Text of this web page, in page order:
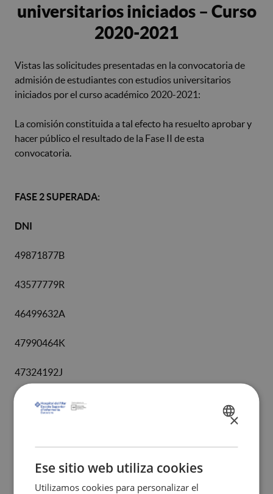
universitarios iniciados – Curso
2020-2021
Vistas las solicitudes presentadas en la convocatoria de
admisión de estudiantes con estudios universitarios
iniciados por el curso académico 2020-2021:
La comisión constituida a tal efecto ha resuelto aprobar y
hacer público el resultado de la Fase II de esta
convocatoria.
FASE 2 SUPERADA:
DNI
49871877B
43577779R
46499632A
47990464K
47324192J
Gemma Robleda Font
2020
SPANISH
×
Ese sitio web utiliza cookies
Utilizamos cookies para personalizar el